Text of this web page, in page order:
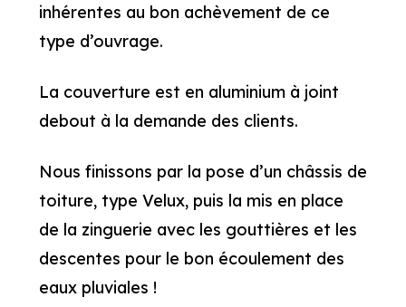
inhérentes au bon achèvement de ce
type d’ouvrage.
La couverture est en aluminium à joint
debout à la demande des clients.
Nous finissons par la pose d’un châssis de
toiture, type Velux, puis la mis en place
de la zinguerie avec les gouttières et les
descentes pour le bon écoulement des
eaux pluviales !